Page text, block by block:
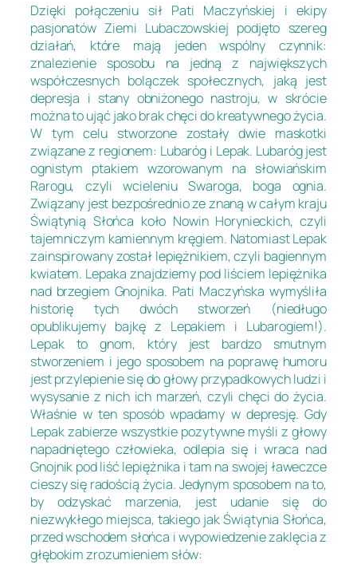
Dzięki połączeniu sił Pati Maczyńskiej i ekipy
pasjonatów Ziemi Lubaczowskiej podjęto szereg
działań, które mają jeden wspólny czynnik:
znalezienie sposobu na jedną z największych
współczesnych bolączek społecznych, jaką jest
depresja i stany obniżonego nastroju, w skrócie
można to ująć jako brak chęci do kreatywnego życia.
W tym celu stworzone zostały dwie maskotki
związane z regionem: Lubaróg i Lepak. Lubaróg jest
ognistym ptakiem wzorowanym na słowiańskim
Rarogu, czyli wcieleniu Swaroga, boga ognia.
Związany jest bezpośrednio ze znaną w całym kraju
Świątynią Słońca koło Nowin Horynieckich, czyli
tajemniczym kamiennym kręgiem. Natomiast Lepak
zainspirowany został lepiężnikiem, czyli bagiennym
kwiatem. Lepaka znajdziemy pod liściem lepiężnika
nad brzegiem Gnojnika. Pati Maczyńska wymyśliła
historię tych dwóch stworzeń (niedługo
opublikujemy bajkę z Lepakiem i Lubarogiem!).
Lepak to gnom, który jest bardzo smutnym
stworzeniem i jego sposobem na poprawę humoru
jest przylepienie się do głowy przypadkowych ludzi i
wysysanie z nich ich marzeń, czyli chęci do życia.
Właśnie w ten sposób wpadamy w depresję. Gdy
Lepak zabierze wszystkie pozytywne myśli z głowy
napadniętego człowieka, odlepia się i wraca nad
Gnojnik pod liść lepiężnika i tam na swojej ławeczce
cieszy się radością życia. Jedynym sposobem na to,
by odzyskać marzenia, jest udanie się do
niezwykłego miejsca, takiego jak Świątynia Słońca,
przed wschodem słońca i wypowiedzenie zaklęcia z
głębokim zrozumieniem słów: